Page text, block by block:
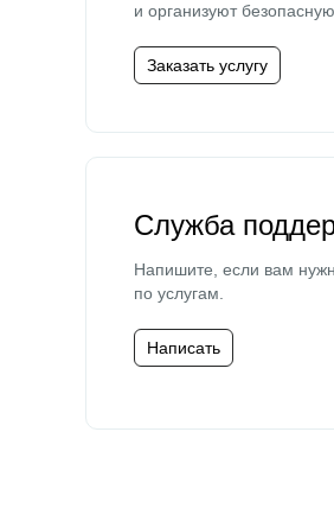
и организуют
Заказать услугу
Служба
Напишите, если вам
по услугам.
Написать